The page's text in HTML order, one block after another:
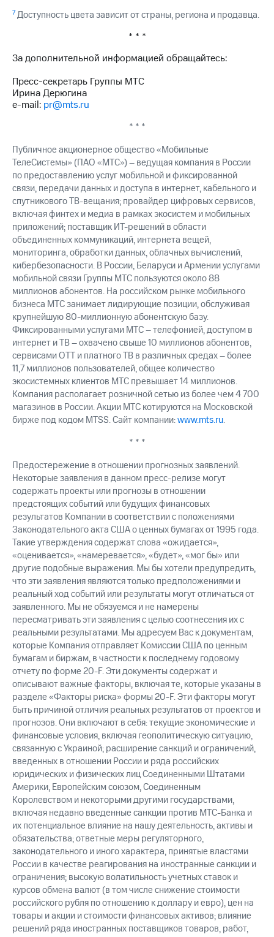
7Доступность цвета зависит от страны, региона и продавца.
* * *
За дополнительной информацией обращайтесь:
Пресс-секретарь Группы МТС
Ирина Дерюгина
e-mail: pr@mts.ru
* * *
Публичное акционерное общество «Мобильные
ТелеСистемы» (ПАО «МТС») – ведущая компания в России
по предоставлению услуг мобильной и фиксированной
связи, передачи данных и доступа в интернет, кабельного и
спутникового ТВ-вещания; провайдер цифровых сервисов,
включая финтех и медиа в рамках экосистем и мобильных
приложений; поставщик ИТ-решений в области
объединенных коммуникаций, интернета вещей,
мониторинга, обработки данных, облачных вычислений,
кибербезопасности. В России, Беларуси и Армении услугами
мобильной связи Группы МТС пользуются около 88
миллионов абонентов. На российском рынке мобильного
бизнеса МТС занимает лидирующие позиции, обслуживая
крупнейшую 80-миллионную абонентскую базу.
Фиксированными услугами МТС – телефонией, доступом в
интернет и ТВ – охвачено свыше 10 миллионов абонентов,
сервисами OTT и платного ТВ в различных средах – более
11,7 миллионов пользователей, общее количество
экосистемных клиентов МТС превышает 14 миллионов.
Компания располагает розничной сетью из более чем 4 700
магазинов в России. Акции МТС котируются на Московской
бирже под кодом MTSS. Сайт компании:www.mts.ru.
* * *
Предостережение в отношении прогнозных заявлений.
Некоторые заявления в данном пресс-релизе могут
содержать проекты или прогнозы в отношении
предстоящих событий или будущих финансовых
результатов Компании в соответствии с положениями
Законодательного акта США о ценных бумагах от 1995 года.
Такие утверждения содержат слова «ожидается»,
«оценивается», «намеревается», «будет», «мог бы» или
другие подобные выражения. Мы бы хотели предупредить,
что эти заявления являются только предположениями и
реальный ход событий или результаты могут отличаться от
заявленного. Мы не обязуемся и не намерены
пересматривать эти заявления с целью соотнесения их с
реальными результатами. Мы адресуем Вас к документам,
которые Компания отправляет Комиссии США по ценным
бумагам и биржам, в частности к последнему годовому
отчету по форме 20-F. Эти документы содержат и
описывают важные факторы, включая те, которые указаны в
разделе «Факторы риска» формы 20-F. Эти факторы могут
быть причиной отличия реальных результатов от проектов и
прогнозов. Они включают в себя: текущие экономические и
финансовые условия, включая геополитическую ситуацию,
связанную с Украиной; расширение санкций и ограничений,
введенных в отношении России и ряда российских
юридических и физических лиц Соединенными Штатами
Америки, Европейским союзом, Соединенным
Королевством и некоторыми другими государствами,
включая недавно введенные санкции против МТС-Банка и
их потенциальное влияние на нашу деятельность, активы и
обязательства; ответные меры регуляторного,
законодательного и иного характера, принятые властями
России в качестве реагирования на иностранные санкции и
ограничения; высокую волатильность учетных ставок и
курсов обмена валют (в том числе снижение стоимости
российского рубля по отношению к доллару и евро), цен на
товары и акции и стоимости финансовых активов; влияние
решений ряда иностранных поставщиков товаров, работ,